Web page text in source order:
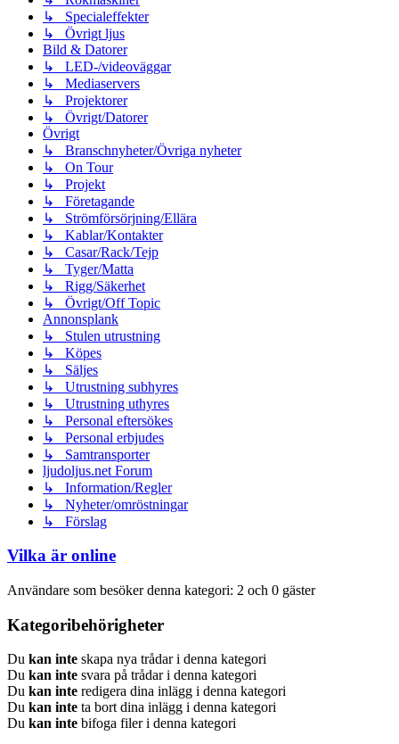
↳ Specialeffekter
↳ Övrigt ljus
Bild & Datorer
↳ LED-/videoväggar
↳ Mediaservers
↳ Projektorer
↳ Övrigt/Datorer
Övrigt
↳ Branschnyheter/Övriga nyheter
↳ On Tour
↳ Projekt
↳ Företagande
↳ Strömförsörjning/Ellära
↳ Kablar/Kontakter
↳ Casar/Rack/Tejp
↳ Tyger/Matta
↳ Rigg/Säkerhet
↳ Övrigt/Off Topic
Annonsplank
↳ Stulen utrustning
↳ Köpes
↳ Säljes
↳ Utrustning subhyres
↳ Utrustning uthyres
↳ Personal eftersökes
↳ Personal erbjudes
↳ Samtransporter
ljudoljus.net Forum
↳ Information/Regler
↳ Nyheter/omröstningar
↳ Förslag
Vilka är online
Användare som besöker denna kategori: 2 och 0 gäster
Kategoribehörigheter
Du kan inte skapa nya trådar i denna kategori
Du kan inte svara på trådar i denna kategori
Du kan inte redigera dina inlägg i denna kategori
Du kan inte ta bort dina inlägg i denna kategori
Du kan inte bifoga filer i denna kategori